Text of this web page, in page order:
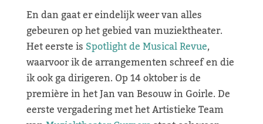
En dan gaat er eindelijk weer van alles
gebeuren op het gebied van muziektheater.
Het eerste isSpotlight de Musical Revue,
waarvoor ik de arrangementen schreef en die
ik ook ga dirigeren. Op 14 oktober is de
première in het Jan van Besouw in Goirle. De
eerste vergadering met het Artistieke Team